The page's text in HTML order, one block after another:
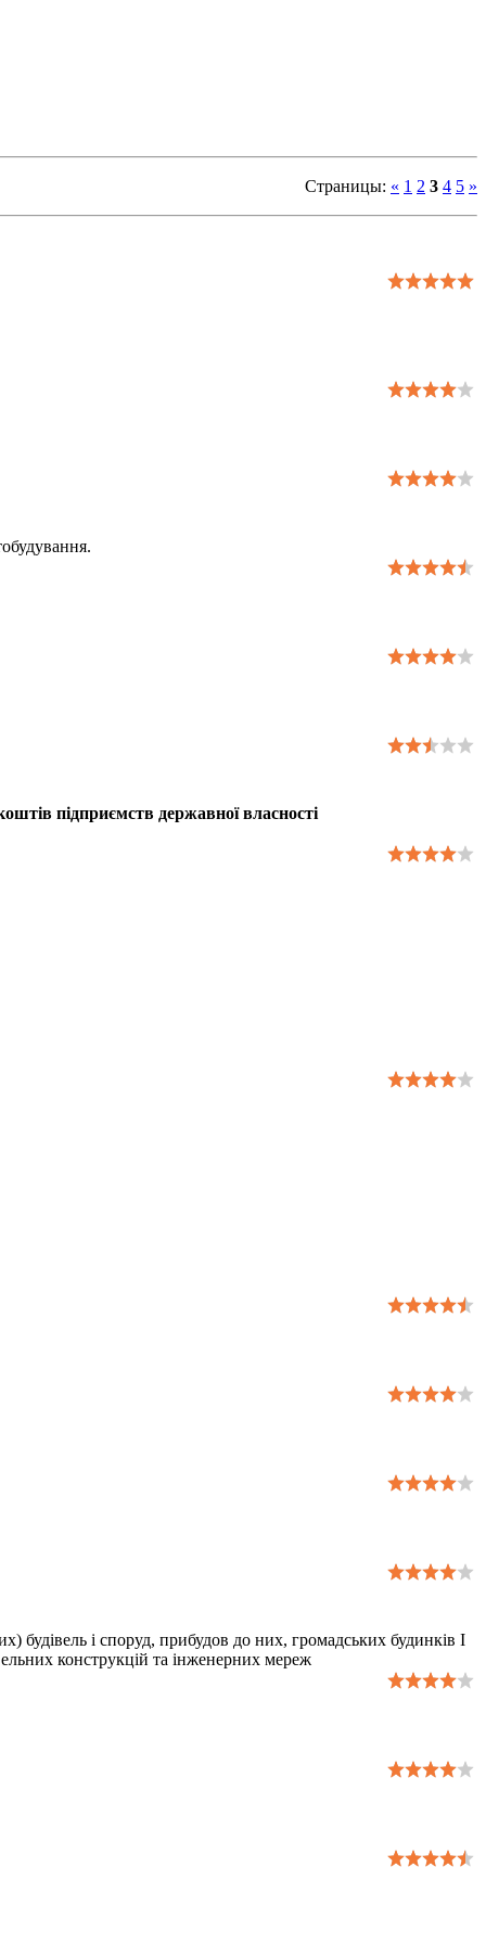
Страницы: « 1 2 3 4 5 »
підприємств державної власності
і споруд, прибудов до них, громадських будинків I
конструкцій та інженерних мереж